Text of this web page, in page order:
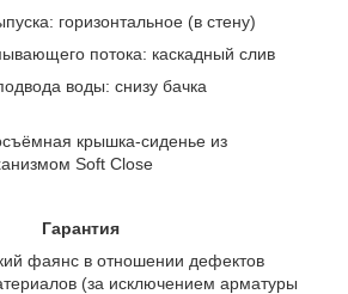
горизонтальное (в стену)
потока: каскадный слив
воды: снизу бачка
крышка-сиденье из
Soft Close
Гарантия
фаянс в отношении дефектов
(за исключением арматуры